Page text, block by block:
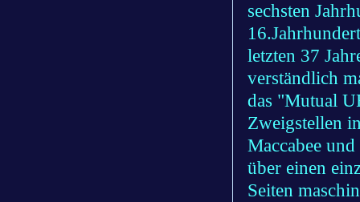
sechsten
letzten 37
verständlich
das "Mutual
Zweigstellen
Maccabee
über einen
Seiten